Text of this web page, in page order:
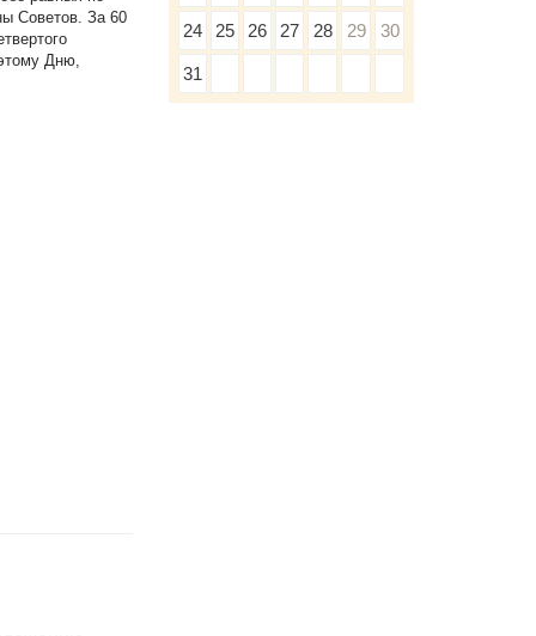
Советов. За 60
Дню,
24 25 26 27 28 29 30
31